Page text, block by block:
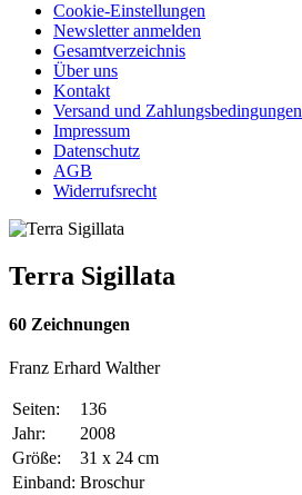
Cookie-Einstellungen
Newsletter anmelden
Gesamtverzeichnis
Über uns
Kontakt
Versand und Zahlungsbedingungen
Impressum
Datenschutz
AGB
Widerrufsrecht
Terra Sigillata
60 Zeichnungen
Franz Erhard Walther
Seiten:
136
Jahr:
2008
Größe:
31 x 24 cm
Einband: Broschur